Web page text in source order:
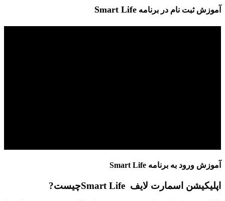
آموزش ثبت نام در برنامه Smart Life
آموزش ورود به برنامه Smart Life
اپلیکیشن اسمارت لایف Smart Lifeچیست?